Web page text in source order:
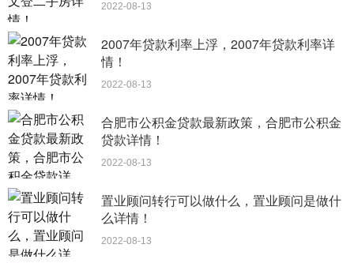
2022-08-13
2007年贷款利率上浮，2007年贷款利率详
情！
2022-08-13
合肥市公积金贷款最新政策，合肥市公积金
贷款详情！
2022-08-13
置业顾问转行可以做什么，置业顾问是做什
么详情！
2022-08-13